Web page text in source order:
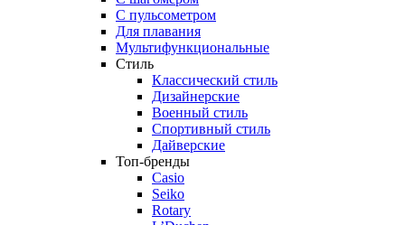
С пульсометром
Для плавания
Мультифункциональные
Стиль
Классический стиль
Дизайнерские
Военный стиль
Спортивный стиль
Дайверские
Топ-бренды
Casio
Seiko
Rotary